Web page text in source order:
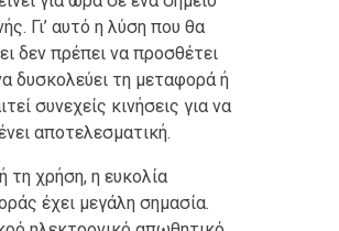
Γι’ αυτό η λύση που θα
δεν πρέπει να προσθέτει
δυσκολεύει τη μεταφορά ή
συνεχείς κινήσεις για να
αποτελεσματική.
τη χρήση, η ευκολία
έχει μεγάλη σημασία.